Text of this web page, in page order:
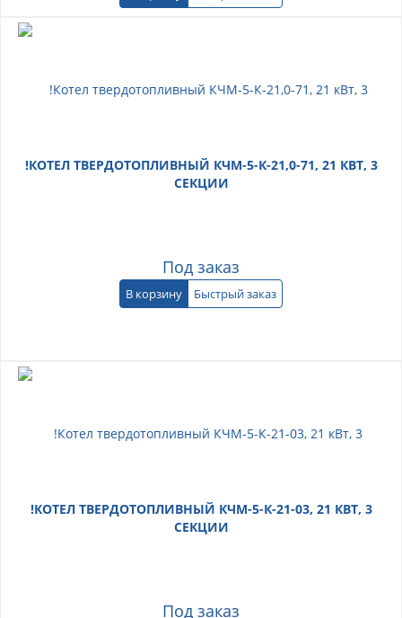
!КОТЕЛ ТВЕРДОТОПЛИВНЫЙ КЧМ-5-К-21,0-71, 21 КВТ, 3
СЕКЦИИ
Под заказ
В корзину Быстрый заказ
!КОТЕЛ ТВЕРДОТОПЛИВНЫЙ КЧМ-5-К-21-03, 21 КВТ, 3
СЕКЦИИ
Под заказ